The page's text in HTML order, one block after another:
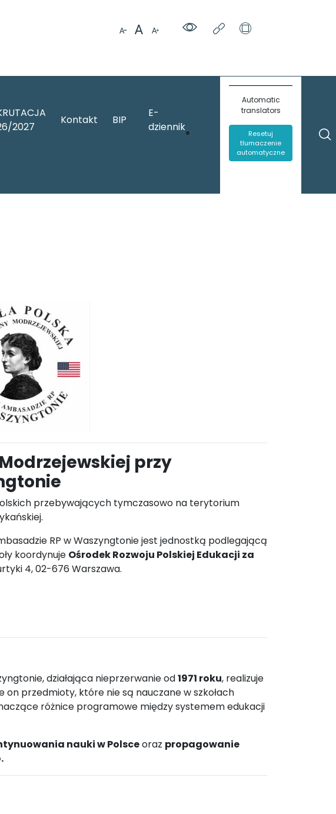
2027
Kontakt BIP
E-
dziennik
Automatic
translators
Resetuj
tlumaczenie
automatyczne
przy
przebywających tymczasowo na terytorium
RP w Waszyngtonie jest jednostką podlegającą
koordynuje Ośrodek Rozwoju Polskiej Edukacji za
4, 02-676 Warszawa.
działająca nieprzerwanie od1971 roku, realizuje
on przedmioty, które nie są nauczane w szkołach
różnice programowe między systemem edukacji
nauki w Polsceoraz propagowanie